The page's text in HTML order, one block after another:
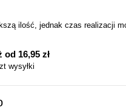
ilość, jednak czas realizacji
od 16,95 zł
wysyłki